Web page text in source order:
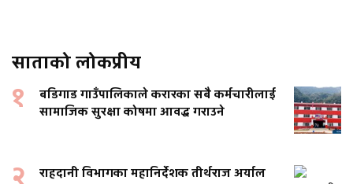
साताको लोकप्रीय
१
बडिगाड गाउँपालिकाले करारका सबै कर्मचारीलाई
सामाजिक सुरक्षा कोषमा आवद्ध गराउने
राहदानी विभागका महानिर्देशक तीर्थराज अर्याल